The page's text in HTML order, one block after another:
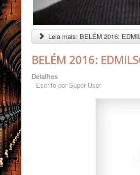
Leia mais: BELÉM 2016:
BELÉM 2016:
Detalhes
Escrito por Super User